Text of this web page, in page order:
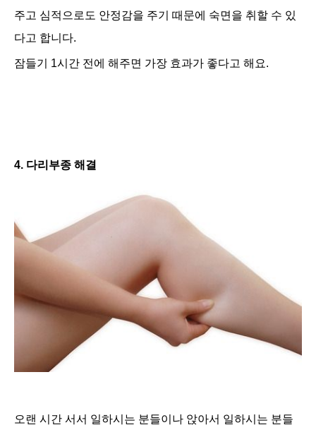
주고 심적으로도 안정감을 주기 때문에 숙면을 취할 수 있
다고 합니다.
잠들기 1시간 전에 해주면 가장 효과가 좋다고 해요.
4. 다리부종 해결
오랜 시간 서서 일하시는 분들이나 앉아서 일하시는 분들